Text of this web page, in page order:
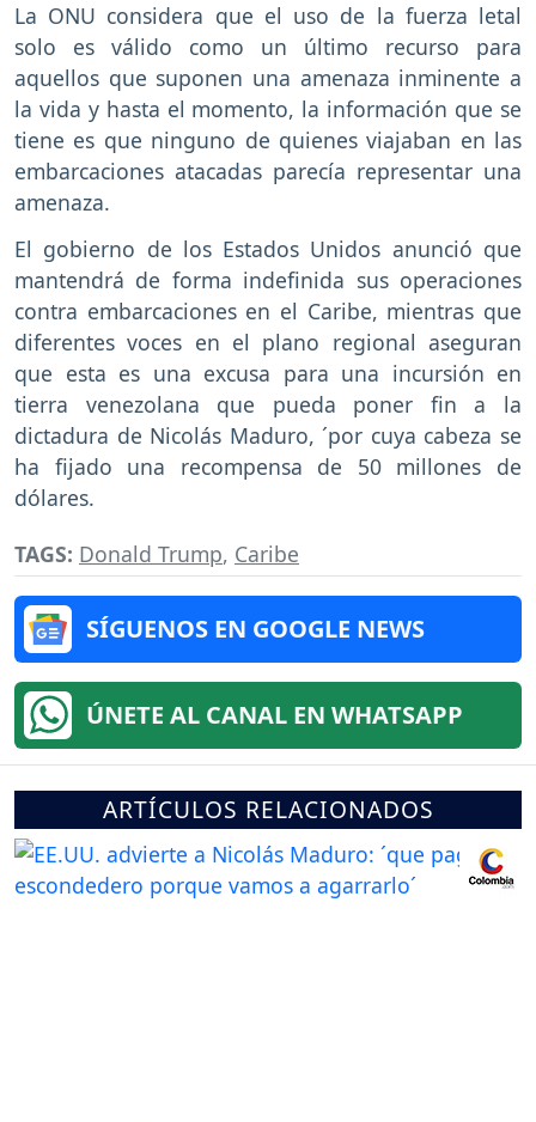
La ONU considera que el uso de la fuerza letal
solo es válido como un último recurso para
aquellos que suponen una amenaza inminente a
la vida y hasta el momento, la información que se
tiene es que ninguno de quienes viajaban en las
embarcaciones atacadas parecía representar una
amenaza.
El gobierno de los Estados Unidos anunció que
mantendrá de forma indefinida sus operaciones
contra embarcaciones en el Caribe, mientras que
diferentes voces en el plano regional aseguran
que esta es una excusa para una incursión en
tierra venezolana que pueda poner fin a la
dictadura de Nicolás Maduro, ´por cuya cabeza se
ha fijado una recompensa de 50 millones de
dólares.
TAGS: Donald Trump, Caribe
SÍGUENOS EN GOOGLE NEWS
ÚNETE AL CANAL EN WHATSAPP
ARTÍCULOS RELACIONADOS